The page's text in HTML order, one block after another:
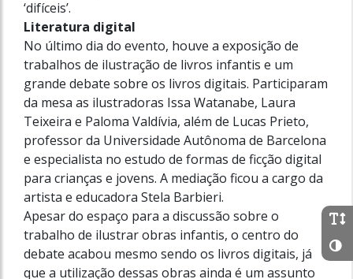
‘difíceis’.
Literatura digital
No último dia do evento, houve a exposição de
trabalhos de ilustração de livros infantis e um
grande debate sobre os livros digitais. Participaram
da mesa as ilustradoras Issa Watanabe, Laura
Teixeira e Paloma Valdívia, além de Lucas Prieto,
professor da Universidade Autônoma de Barcelona
e especialista no estudo de formas de ficção digital
para crianças e jovens. A mediação ficou a cargo da
artista e educadora Stela Barbieri.
Apesar do espaço para a discussão sobre o
trabalho de ilustrar obras infantis, o centro do
debate acabou mesmo sendo os livros digitais, já
que a utilização dessas obras ainda é um assunto